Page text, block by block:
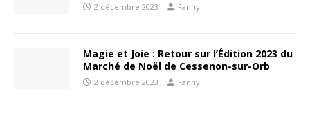
2 décembre 2023 Fanny
Magie et Joie : Retour sur l’Édition 2023 du
Marché de Noël de Cessenon-sur-Orb
2 décembre 2023 Fanny